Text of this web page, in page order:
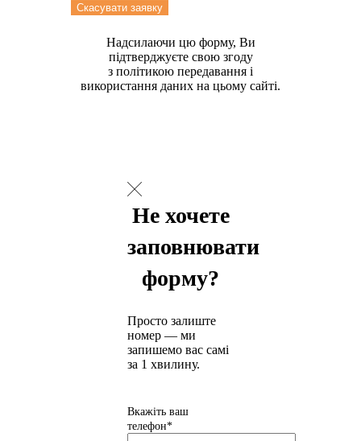
Скасувати заявку
Надсилаючи цю форму, Ви
підтверджуєте свою згоду
з політикою передавання і
використання даних на цьому сайті.
Не хочете
заповнювати
форму?
Просто залиште
номер — ми
запишемо вас самі
за 1 хвилину.
Вкажіть ваш
телефон*